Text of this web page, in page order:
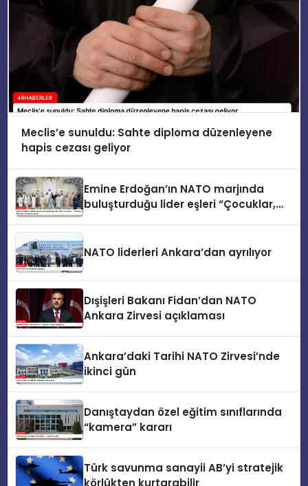
Meclis’e sunuldu: Sahte diploma düzenleyene
hapis cezası geliyor
Emine Erdoğan’ın NATO marjında
buluşturduğu lider eşleri “Çocuklar,
NATO liderleri Ankara’dan ayrılıyor
Dışişleri Bakanı Fidan’dan NATO
Ankara Zirvesi açıklaması
Ankara’daki Tarihi NATO Zirvesi’nde
ikinci gün
Danıştaydan özel eğitim sınıflarında
“kamera” kararı
Türk savunma sanayii AB’yi stratejik
körlükten kurtarabilir